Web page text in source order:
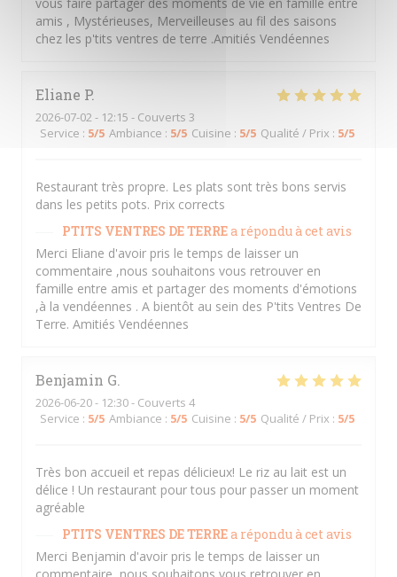
amis , Mystérieuses, Merveilleuses au fil des saisons
chez les p'tits ventres de terre .Amitiés Vendéennes
Eliane P
2026-07-02 - 12:15 - Couverts 3
Service : 5/5 Ambiance : 5/5 Cuisine : 5/5 Qualité / Prix : 5/5
Restaurant très propre. Les plats sont très bons servis
dans les petits pots. Prix corrects
PTITS VENTRES DE TERREa répondu à cet avis
Merci Eliane d'avoir pris le temps de laisser un
commentaire ,nous souhaitons vous retrouver en
famille entre amis et partager des moments d'émotions
,à la vendéennes . A bientôt au sein des P'tits Ventres De
Terre. Amitiés Vendéennes
Benjamin G
2026-06-20- 12:30 - Couverts 4
Service : 5/5 Ambiance : 5/5 Cuisine : 5/5 Qualité / Prix : 5/5
Très bon accueil et repas délicieux! Le riz au lait est un
délice ! Un restaurant pour tous pour passer un moment
agréable
PTITS VENTRES DE TERREa répondu à cet avis
Merci Benjamin d'avoir pris le temps de laisser un